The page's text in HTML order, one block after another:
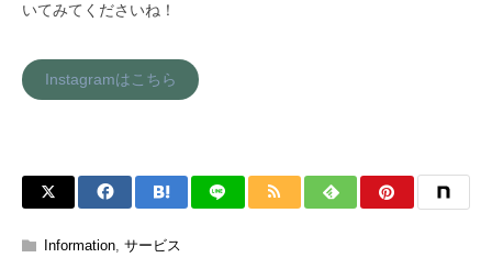
いてみてくださいね！
Instagramはこちら
Information, サービス